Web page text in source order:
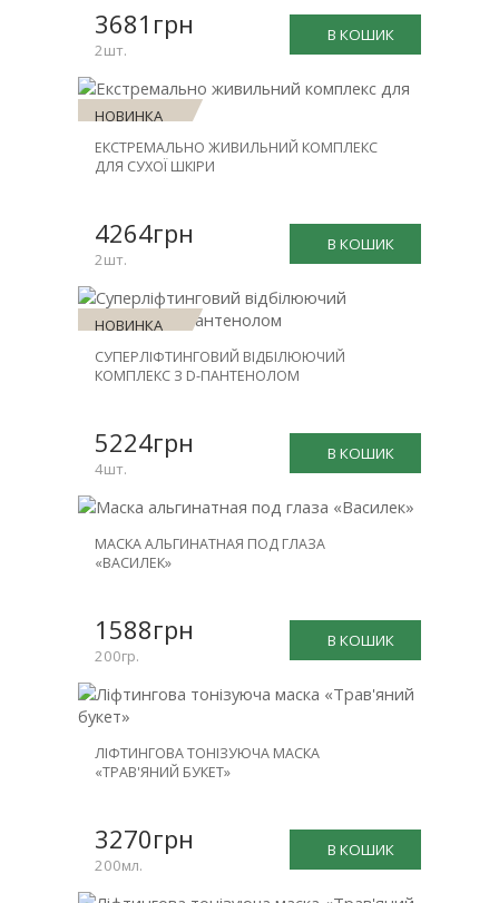
-30%
В КОШИК
3681грн
2шт.
НОВИНКА
ЗНИЖКА
ЕКСТРЕМАЛЬНО ЖИВИЛЬНИЙ КОМПЛЕКС
ДЛЯ СУХОЇ ШКІРИ
В КОШИК
4264грн
2шт.
НОВИНКА
ЗНИЖКА
СУПЕРЛІФТИНГОВИЙ ВІДБІЛЮЮЧИЙ
КОМПЛЕКС З D-ПАНТЕНОЛОМ
В КОШИК
5224грн
4шт.
МАСКА АЛЬГИНАТНАЯ ПОД ГЛАЗА
«ВАСИЛЕК»
В КОШИК
1588грн
200гр.
ЛІФТИНГОВА ТОНІЗУЮЧА МАСКА
«ТРАВ'ЯНИЙ БУКЕТ»
В КОШИК
3270грн
200мл.